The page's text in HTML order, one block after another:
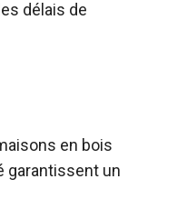
délais de
en bois
garantissent un